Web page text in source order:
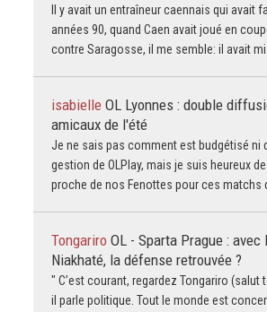
Il y avait un entraîneur caennais qui avait
années 90, quand Caen avait joué en
contre Saragosse, il me semble: il avait
isabielle OL Lyonnes : double
amicaux de l'été
Je ne sais pas comment est budgétisé ni
gestion de OLPlay, mais je suis heureux
proche de nos Fenottes pour ces matchs
Tongariro OL - Sparta Prague : avec
Niakhaté, la défense retrouvée ?
" C’est courant, regardez Tongariro (salut
il parle politique. Tout le monde est